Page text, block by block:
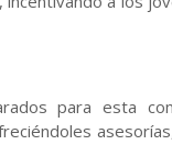
para esta